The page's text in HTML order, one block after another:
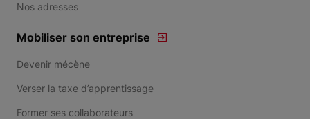
Nos adresses
Mobiliser son entreprise
Devenir mécène
Verser la taxe d’apprentissage
Former ses collaborateurs